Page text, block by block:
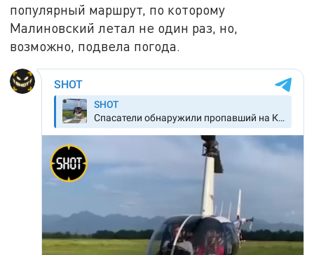
популярный маршрут, по которому
Малиновский летал не один раз, но,
возможно, подвела погода.